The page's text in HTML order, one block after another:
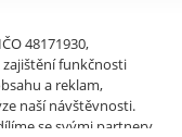
48171930,
funkčnosti
a reklam,
naší návštěvnosti.
se svými partnery